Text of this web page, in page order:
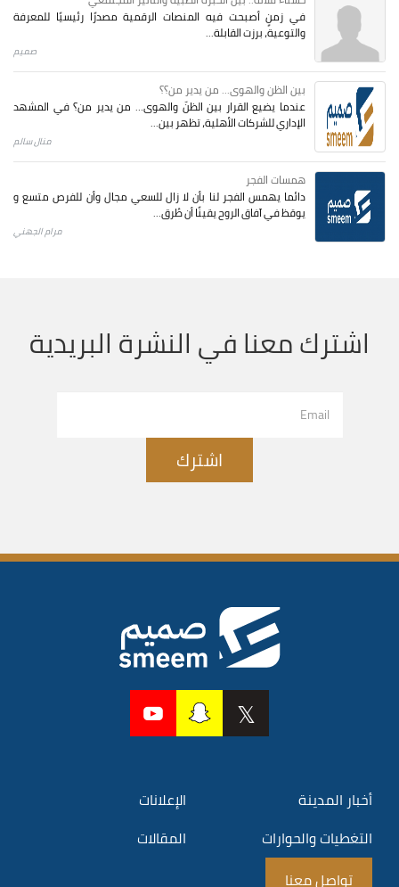
في زمنٍ أصبحت فيه المنصات الرقمية مصدرًا رئيسيًا للمعرفة
والتوعية، برزت القابلة...
صميم
بين الظن والهوى... من يدير من؟؟
عندما يضيع القرار بين الظنّ والهوى… من يدير من؟ في المشهد
الإداري للشركات الأهلية، تظهر بين...
منال سالم
همسات الفجر
دائما يهمس الفجر لنا بأن لا زال للسعي مجال وأن للفرص متسع و
يوقظ في آفاق الروح يقينًا أن طُرق...
مرام الجهني
اشترك معنا في النشرة البريدية
اشترك
أخبار المدينة
الإعلانات
التغطيات والحوارات
المقالات
تواصل معنا